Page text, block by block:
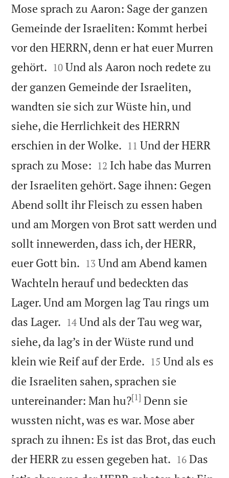
Mose sprach zu Aaron: Sage der ganzen
Gemeinde der Israeliten: Kommt herbei
vor den HERRN, denn er hat euer Murren
gehört. 

10 Und als Aaron noch redete zu
der ganzen Gemeinde der Israeliten,
wandten sie sich zur Wüste hin, und
siehe, die Herrlichkeit des HERRN
erschien in der Wolke. 

11 Und der HERR
sprach zu Mose: 

12 Ich habe das Murren
der Israeliten gehört. Sage ihnen: Gegen
Abend sollt ihr Fleisch zu essen haben
und am Morgen von Brot satt werden und
sollt innewerden, dass ich, der HERR,
euer Gott bin. 

13 Und am Abend kamen
Wachteln herauf und bedeckten das
Lager. Und am Morgen lag Tau rings um
das Lager. 

14 Und als der Tau weg war,
siehe, da lag’s in der Wüste rund und
klein wie Reif auf der Erde. 

15 Und als es
die Israeliten sahen, sprachen sie
untereinander: Man hu?[1] Denn sie
wussten nicht, was es war. Mose aber
sprach zu ihnen: Es ist das Brot, das euch
der HERR zu essen gegeben hat. 

16 Das